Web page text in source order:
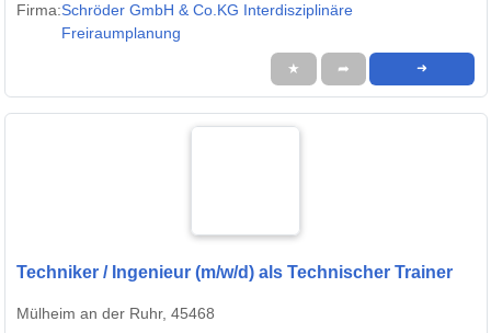
Firma:Schröder GmbH & Co.KG Interdisziplinäre
Freiraumplanung
★ ➦ ➜
Techniker / Ingenieur (m/w/d) als Technischer Trainer
Mülheim an der Ruhr, 45468